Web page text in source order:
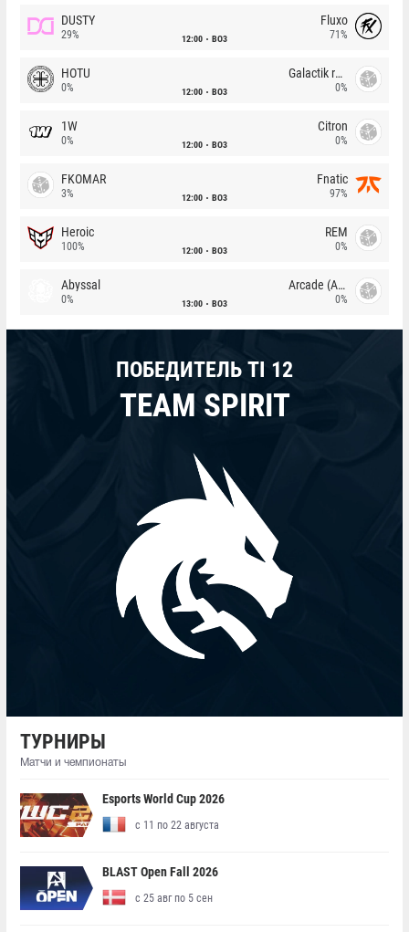
DUSTY
29% 12:00 BO3
Fluxo
71%
HOTU
0% 12:00 BO3
Galactik rebels
0%
1W
0% 12:00 BO3
Citron
0%
FKOMAR
3% 12:00 BO3
Fnatic
97%
Heroic
100% 12:00 BO3
REM
0%
Abyssal
0% 13:00 BO3
Arcade (AU)
0%
ПОБЕДИТЕЛЬ TI 12
TEAM SPIRIT
ТУРНИРЫ
Матчи и чемпионаты
Esports World Cup 2026
с 11 по 22 августа
BLAST Open Fall 2026
с 25 авг по 5 сен